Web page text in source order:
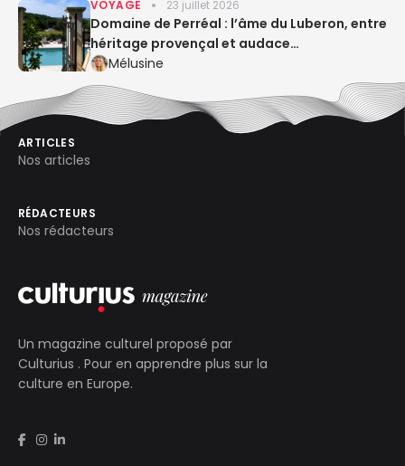
VOYAGE 23 juillet 2026
Domaine de Perréal : l’âme du Luberon, entre
héritage provençal et audace
gastronomique
Mélusine
Un magazine culturel proposé par
Culturius . Pour en apprendre plus sur la
culture en Europe.
ARTICLES
Nos articles
RÉDACTEURS
Nos rédacteurs